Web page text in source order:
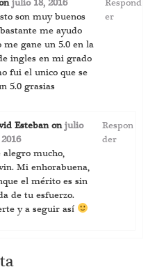
julio 18, 2016
son muy buenos
me ayudo
me gane un 5.0 en la
ingles en mi grado
fui el unico que se
5.0 grasias
Respond
er
Estebanonjulio
alegro mucho,
Mi enhorabuena,
el mérito es sin
de tu esfuerzo.
y a seguir así
Respon
der